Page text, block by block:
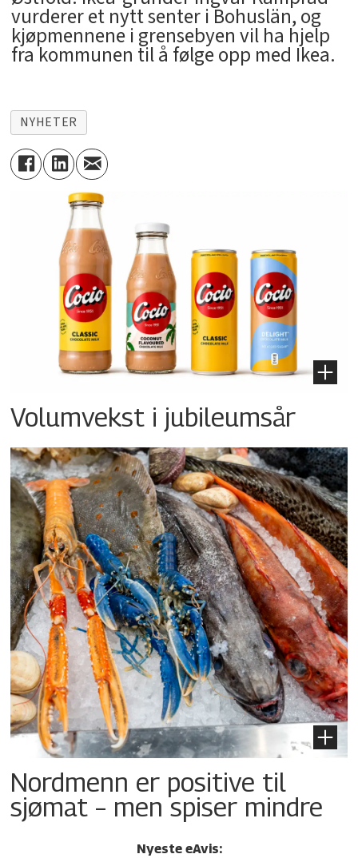
vurderer et nytt senter i Bohuslän, og
kjøpmennene i grensebyen vil ha hjelp
fra kommunen til å følge opp med Ikea.
NYHETER
Volumvekst i jubileumsår
Nordmenn er positive til
sjømat – men spiser mindre
Nyeste eAvis: